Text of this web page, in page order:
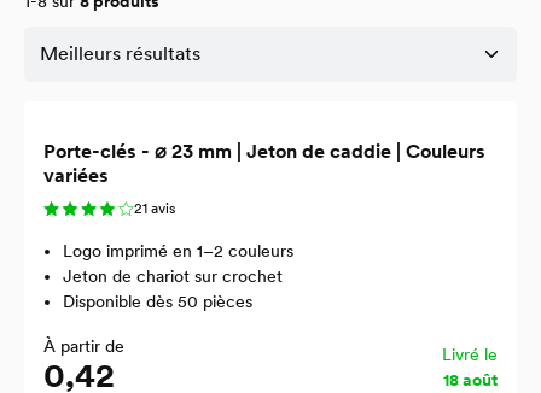
Porte-clés - ⌀ 23 mm | Jeton de caddie | Couleurs
variées
21 avis
Logo imprimé en 1–2 couleurs
Jeton de chariot sur crochet
Disponible dès 50 pièces
À partir de
0,42
Livré le
18 août